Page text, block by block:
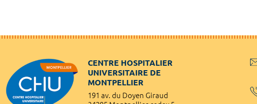
CENTRE HOSPITALIER
UNIVERSITAIRE DE
MONTPELLIER
191 av. du Doyen Giraud